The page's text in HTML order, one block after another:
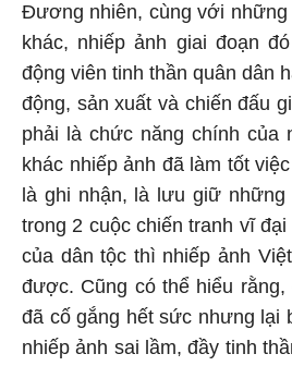
Đương nhiên, cùng với những
khác, nhiếp ảnh giai đoạn
động viên tinh thần quân dân
động, sản xuất và chiến đấu
phải là chức năng chính của
khác nhiếp ảnh đã làm tốt
là ghi nhận, là lưu giữ
trong 2 cuộc chiến tranh vĩ
của dân tộc thì nhiếp ảnh
được. Cũng có thể hiểu rằng,
đã cố gắng hết sức nhưng lại
nhiếp ảnh sai lầm, đầy tinh